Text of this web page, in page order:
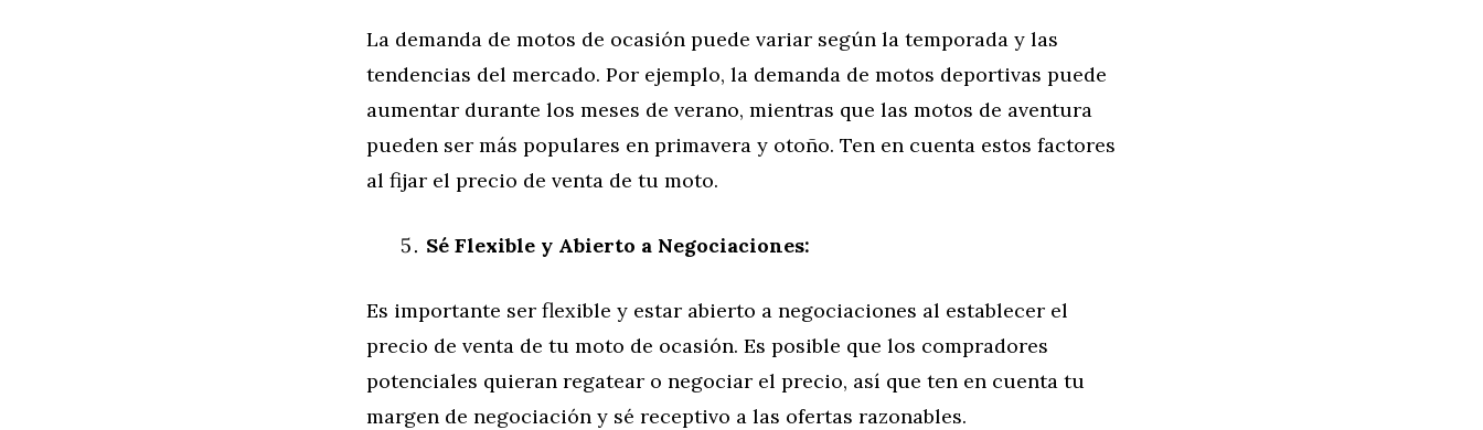
La demanda de motos de ocasión puede variar según la temporada y las
tendencias del mercado. Por ejemplo, la demanda de motos deportivas puede
aumentar durante los meses de verano, mientras que las motos de aventura
pueden ser más populares en primavera y otoño. Ten en cuenta estos factores
al fijar el precio de venta de tu moto.
Sé Flexible y Abierto a Negociaciones:
Es importante ser flexible y estar abierto a negociaciones al establecer el
precio de venta de tu moto de ocasión. Es posible que los compradores
potenciales quieran regatear o negociar el precio, así que ten en cuenta tu
margen de negociación y sé receptivo a las ofertas razonables.